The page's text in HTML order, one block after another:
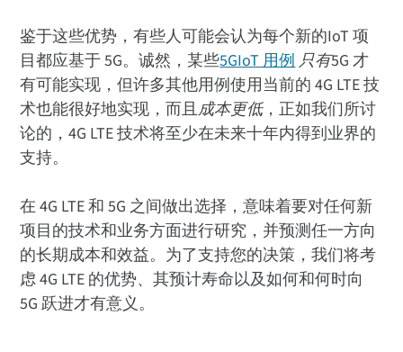
鉴于这些优势，有些人可能会认为每个新的IoT 项
目都应基于 5G。诚然，某些5GIoT 用例 只有5G 才
有可能实现，但许多其他用例使用当前的 4G LTE 技
术也能很好地实现，而且成本更低，正如我们所讨
论的，4G LTE 技术将至少在未来十年内得到业界的
支持。
在 4G LTE 和 5G 之间做出选择，意味着要对任何新
项目的技术和业务方面进行研究，并预测任一方向
的长期成本和效益。为了支持您的决策，我们将考
虑 4G LTE 的优势、其预计寿命以及如何和何时向
5G 跃进才有意义。